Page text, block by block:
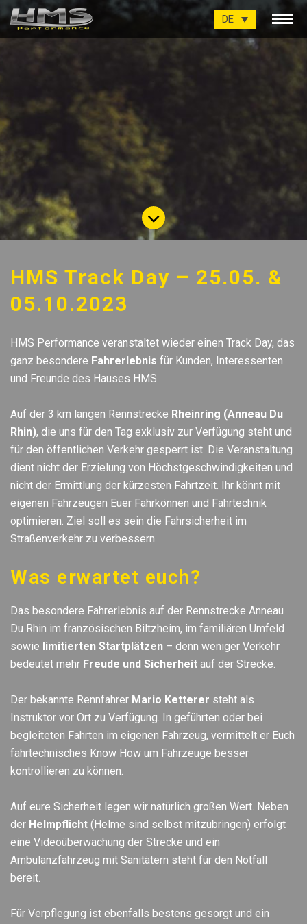
DE
HMS Track Day – 25.05. &
05.10.2023
HMS Performance veranstaltet wieder einen Track Day, das
ganz besondere Fahrerlebnis für Kunden, Interessenten
und Freunde des Hauses HMS.
Auf der 3 km langen Rennstrecke Rheinring (Anneau Du
Rhin), die uns für den Tag exklusiv zur Verfügung steht und
für den öffentlichen Verkehr gesperrt ist. Die Veranstaltung
dient nicht der Erzielung von Höchstgeschwindigkeiten und
nicht der Ermittlung der kürzesten Fahrtzeit. Ihr könnt mit
eigenen Fahrzeugen Euer Fahrkönnen und Fahrtechnik
optimieren. Ziel soll es sein die Fahrsicherheit im
Straßenverkehr zu verbessern.
Was erwartet euch?
Das besondere Fahrerlebnis auf der Rennstrecke Anneau
Du Rhin im französischen Biltzheim, im familiären Umfeld
sowie limitierten Startplätzen – denn weniger Verkehr
bedeutet mehr Freude und Sicherheit auf der Strecke.
Der bekannte Rennfahrer Mario Ketterer steht als
Instruktor vor Ort zu Verfügung. In geführten oder bei
begleiteten Fahrten im eigenen Fahrzeug, vermittelt er Euch
fahrtechnisches Know How um Fahrzeuge besser
kontrollieren zu können.
Auf eure Sicherheit legen wir natürlich großen Wert. Neben
der Helmpflicht (Helme sind selbst mitzubringen) erfolgt
eine Videoüberwachung der Strecke und ein
Ambulanzfahrzeug mit Sanitätern steht für den Notfall
bereit.
Für Verpflegung ist ebenfalls bestens gesorgt und ein